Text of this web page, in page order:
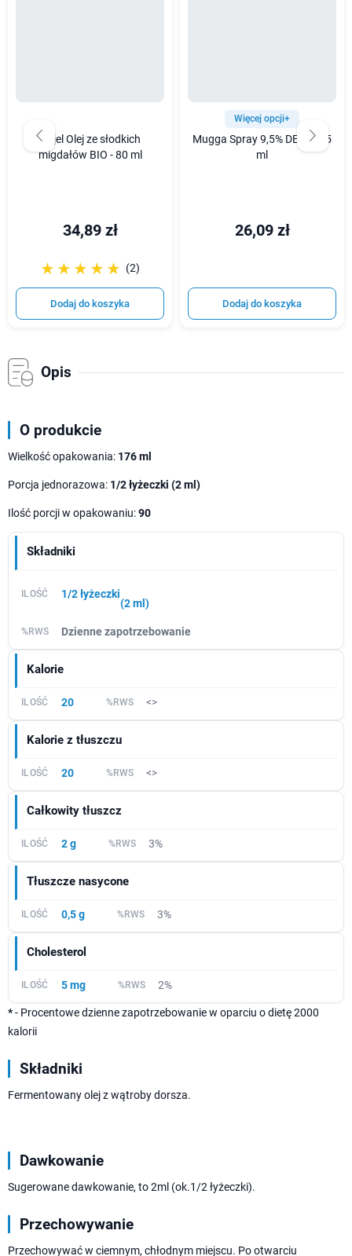
Najel Olej ze słodkich
migdałów BIO - 80 ml
34,89 zł
☆☆☆☆☆
★★★★★ (2)
Dodaj do koszyka
Więcej opcji+
Mugga Spray 9,5% DEET - 75
ml
26,09 zł
Dodaj do koszyka
Opis
O produkcie
Wielkość opakowania: 176 ml
Porcja jednorazowa: 1/2 łyżeczki (2 ml)
Ilość porcji w opakowaniu:90
Składniki
1/2 łyżeczki
(2 ml)
Dzienne zapotrzebowanie
Kalorie
20 <>
Kalorie z tłuszczu
20 <>
Całkowity tłuszcz
2 g 3%
Tłuszcze nasycone
0,5 g 3%
Cholesterol
5 mg 2%
*- Procentowe dzienne zapotrzebowanie w oparciu o dietę 2000
kalorii
Składniki
Fermentowany olej z wątroby dorsza.
Dawkowanie
Sugerowane dawkowanie, to 2ml (ok.1/2 łyżeczki).
Przechowywanie
Przechowywać w ciemnym, chłodnym miejscu. Po otwarciu